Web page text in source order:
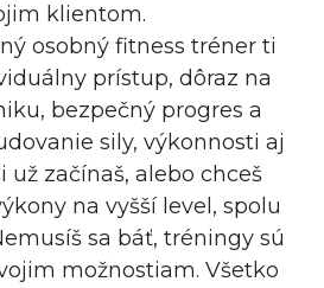
klientom.
osobný fitness tréner ti
prístup, dôraz na
bezpečný progres a
sily, výkonnosti aj
už začínaš, alebo chceš
na vyšší level, spolu
sa báť, tréningy sú
možnostiam. Všetko